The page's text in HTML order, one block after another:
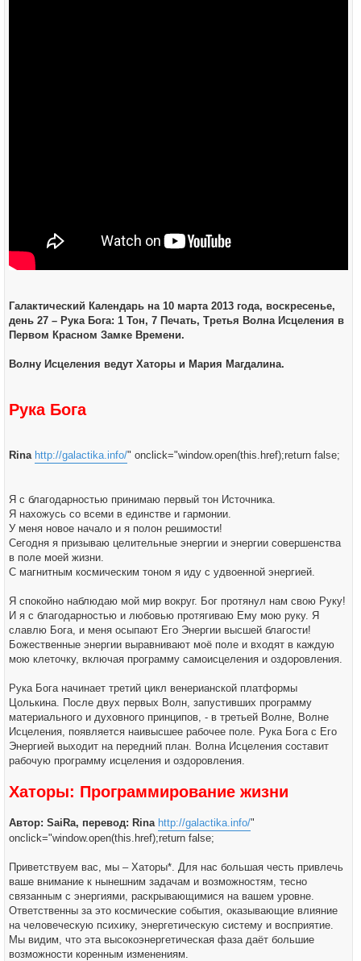
Галактический Календарь на 10 марта 2013 года, воскресенье,
день 27 – Рука Бога: 1 Тон, 7 Печать, Третья Волна Исцеления в
Первом Красном Замке Времени.
Волну Исцеления ведут Хаторы и Мария Магдалина.
Рука Бога
Rina http://galactika.info/" onclick="window.open(this.href);return false;
Я с благодарностью принимаю первый тон Источника.
Я нахожусь со всеми в единстве и гармонии.
У меня новое начало и я полон решимости!
Сегодня я призываю целительные энергии и энергии совершенства
в поле моей жизни.
С магнитным космическим тоном я иду с удвоенной энергией.
Я спокойно наблюдаю мой мир вокруг. Бог протянул нам свою Руку!
И я с благодарностью и любовью протягиваю Ему мою руку. Я
славлю Бога, и меня осыпают Его Энергии высшей благости!
Божественные энергии выравнивают моё поле и входят в каждую
мою клеточку, включая программу самоисцеления и оздоровления.
Рука Бога начинает третий цикл венерианской платформы
Цолькина. После двух первых Волн, запустивших программу
материального и духовного принципов, - в третьей Волне, Волне
Исцеления, появляется наивысшее рабочее поле. Рука Бога с Его
Энергией выходит на передний план. Волна Исцеления составит
рабочую программу исцеления и оздоровления.
Хаторы: Программирование жизни
Автор: SaiRa, перевод: Rina http://galactika.info/"
onclick="window.open(this.href);return false;
Приветствуем вас, мы – Хаторы*. Для нас большая честь привлечь
ваше внимание к нынешним задачам и возможностям, тесно
связанным с энергиями, раскрывающимися на вашем уровне.
Ответственны за это космические события, оказывающие влияние
на человеческую психику, энергетическую систему и восприятие.
Мы видим, что эта высокоэнергетическая фаза даёт большие
возможности коренным изменениям.